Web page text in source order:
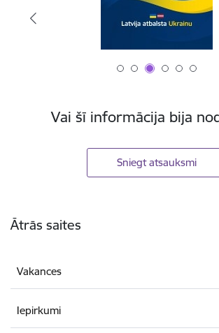
Vai šī informācija bija
Sniegt atsauksmi
Ātrās saites
Vakances
Iepirkumi